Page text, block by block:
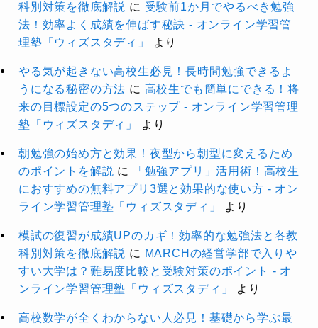
科別対策を徹底解説 に 受験前1か月でやるべき勉強
法！効率よく成績を伸ばす秘訣 - オンライン学習管
理塾「ウィズスタディ」
より
やる気が起きない高校生必見！長時間勉強できるよ
うになる秘密の方法 に 高校生でも簡単にできる！将
来の目標設定の5つのステップ - オンライン学習管理
塾「ウィズスタディ」
より
朝勉強の始め方と効果！夜型から朝型に変えるため
のポイントを解説 に
「勉強アプリ」活用術！高校生
におすすめの無料アプリ3選と効果的な使い方 - オン
ライン学習管理塾「ウィズスタディ」
より
模試の復習が成績UPのカギ！効率的な勉強法と各教
科別対策を徹底解説 に MARCHの経営学部で入りや
すい大学は？難易度比較と受験対策のポイント - オ
ンライン学習管理塾「ウィズスタディ」
より
高校数学が全くわからない人必見！基礎から学ぶ最